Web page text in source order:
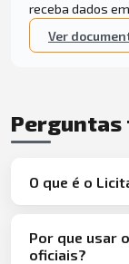
receba dados em
Ver
O que é o
Por que usar
oficiais?